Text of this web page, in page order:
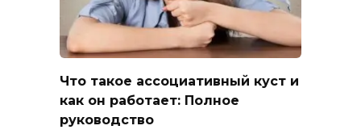
Что такое ассоциативный куст и
как он работает: Полное
руководство